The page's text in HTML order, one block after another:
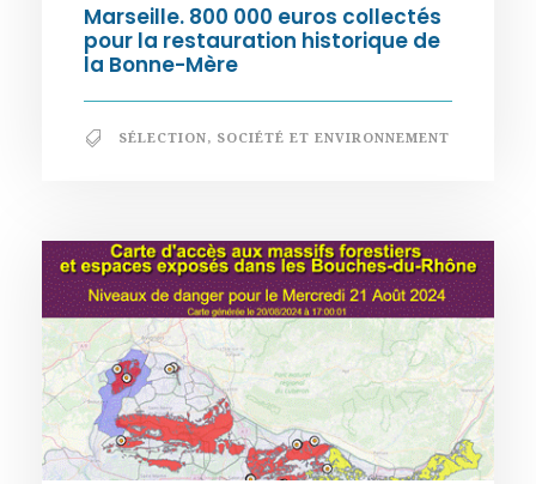
Marseille. 800 000 euros collectés
pour la restauration historique de
la Bonne-Mère
SÉLECTION, SOCIÉTÉ ET ENVIRONNEMENT